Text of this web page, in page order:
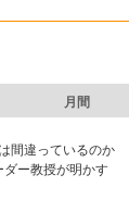
月間
間違っているのか
ー教授が明かす